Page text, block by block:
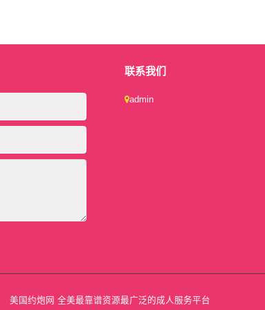
联系我们
admin
美国约炮网 全美最靠谱资源最广泛的成人服务平台